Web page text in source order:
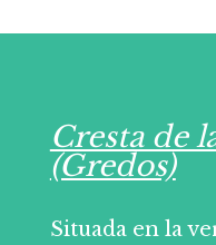
Cresta de
(Gredos)
Situada en la